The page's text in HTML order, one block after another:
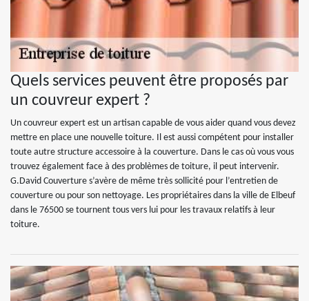
Quels services peuvent être proposés par
un couvreur expert ?
Un couvreur expert est un artisan capable de vous aider quand vous devez
mettre en place une nouvelle toiture. Il est aussi compétent pour installer
toute autre structure accessoire à la couverture. Dans le cas où vous vous
trouvez également face à des problèmes de toiture, il peut intervenir.
G.David Couverture s’avère de même très sollicité pour l’entretien de
couverture ou pour son nettoyage. Les propriétaires dans la ville de Elbeuf
dans le 76500 se tournent tous vers lui pour les travaux relatifs à leur
toiture.